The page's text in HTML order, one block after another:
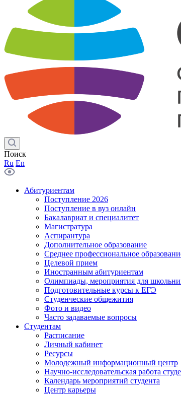
Поиск
Ru En
Абитуриентам
Поступление 2026
Поступление в вуз онлайн
Бакалавриат и специалитет
Магистратура
Аспирантура
Дополнительное образование
Среднее профессиональное
Целевой прием
Иностранным абитуриентам
Олимпиады, мероприятия для
Подготовительные курсы к ЕГЭ
Студенческие общежития
Фото и видео
Часто задаваемые вопросы
Студентам
Расписание
Личный кабинет
Ресурсы
Молодежный информационный центр
Научно-исследовательская работа
Календарь мероприятий студента
Центр карьеры